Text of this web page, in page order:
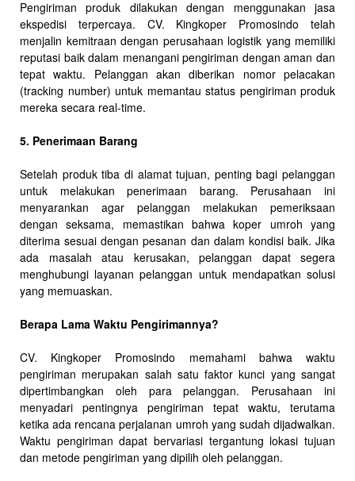
Pengiriman produk dilakukan dengan menggunakan jasa
ekspedisi terpercaya. CV. Kingkoper Promosindo telah
menjalin kemitraan dengan perusahaan logistik yang memiliki
reputasi baik dalam menangani pengiriman dengan aman dan
tepat waktu. Pelanggan akan diberikan nomor pelacakan
(tracking number) untuk memantau status pengiriman produk
mereka secara real-time.
5. Penerimaan Barang
Setelah produk tiba di alamat tujuan, penting bagi pelanggan
untuk melakukan penerimaan barang. Perusahaan ini
menyarankan agar pelanggan melakukan pemeriksaan
dengan seksama, memastikan bahwa koper umroh yang
diterima sesuai dengan pesanan dan dalam kondisi baik. Jika
ada masalah atau kerusakan, pelanggan dapat segera
menghubungi layanan pelanggan untuk mendapatkan solusi
yang memuaskan.
Berapa Lama Waktu Pengirimannya?
CV. Kingkoper Promosindo memahami bahwa waktu
pengiriman merupakan salah satu faktor kunci yang sangat
dipertimbangkan oleh para pelanggan. Perusahaan ini
menyadari pentingnya pengiriman tepat waktu, terutama
ketika ada rencana perjalanan umroh yang sudah dijadwalkan.
Waktu pengiriman dapat bervariasi tergantung lokasi tujuan
dan metode pengiriman yang dipilih oleh pelanggan.